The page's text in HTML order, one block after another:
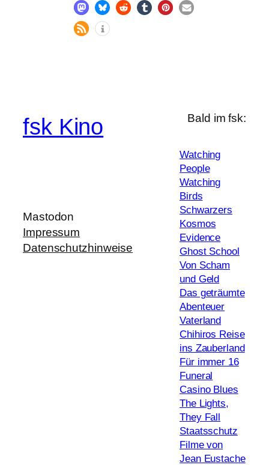
fsk Kino
Mastodon
Impressum
Datenschutzhinweise
Bald im fsk:
Watching
People
Watching
Birds
Schwarzers
Kosmos
Evidence
Ghost School
Von Scham
und Geld
Das geträumte
Abenteuer
Vaterland
Chihiros Reise
ins Zauberland
Für immer 16
Funeral
Casino Blues
The Lights,
They Fall
Staatsschutz
Filme von
Jean Eustache